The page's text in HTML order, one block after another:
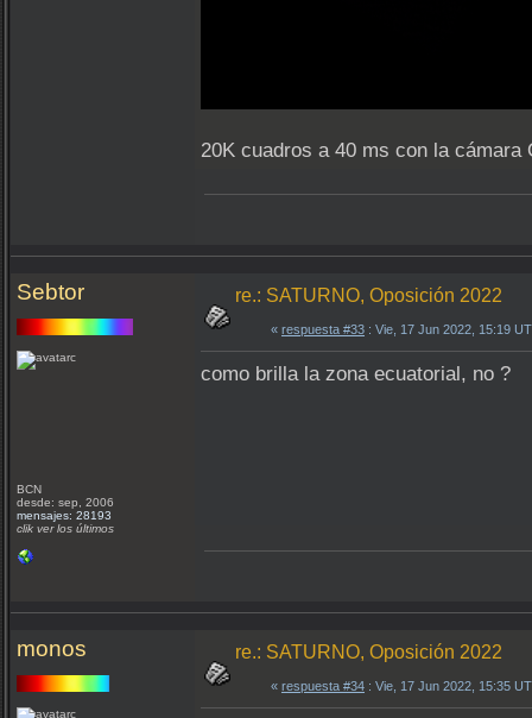
20K cuadros a 40 ms con la cámara
Sebtor
BCN
desde: sep, 2006
mensajes: 28193
clik ver los últimos
re.: SATURNO, Oposición 2022
« respuesta #33 : Vie, 17 Jun 2022, 15:19
como brilla la zona ecuatorial, no ?
monos re.: SATURNO, Oposición 2022
« respuesta #34 : Vie, 17 Jun 2022, 15:35